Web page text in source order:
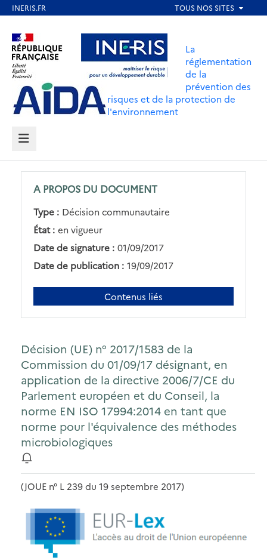
contenu
principal
Aller au contenu Aller au menu
Aller au pied de page
La
réglementation
de la
prévention des
risques et de la protection de
l'environnement
MENU
A PROPOS DU DOCUMENT
Type : Décision communautaire
État : en vigueur
Date de signature : 01/09/2017
Date de publication : 19/09/2017
Contenus liés
Décision (UE) n° 2017/1583 de la
Commission du 01/09/17 désignant, en
application de la directive 2006/7/CE du
Parlement européen et du Conseil, la
norme EN ISO 17994:2014 en tant que
norme pour l'équivalence des méthodes
microbiologiques
(JOUE n° L 239 du 19 septembre 2017)